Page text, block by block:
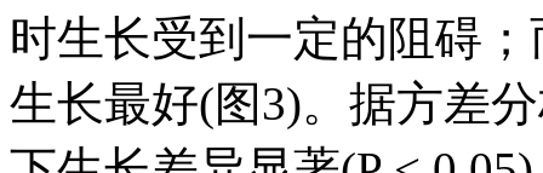
时生长受到一定的阻碍
生长最好(图3)。据方差